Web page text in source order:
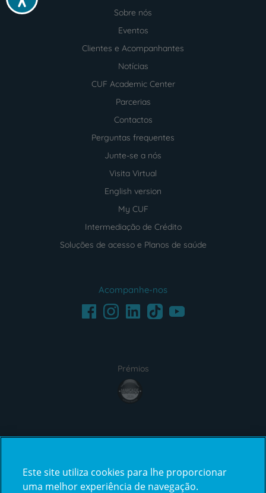
Sobre nós
Eventos
Clientes e Acompanhantes
Notícias
CUF Academic Center
Parcerias
Contactos
Perguntas frequentes
Junte-se a nós
Visita Virtual
English version
My CUF
Intermediação de Crédito
Soluções de acesso e Planos de saúde
Acompanhe-nos
FacebookInstagramLinkedInTikTokYoutube
Prémios
award4
certification2certification3
Este site utiliza cookies para lhe proporcionar
uma melhor experiência de navegação.